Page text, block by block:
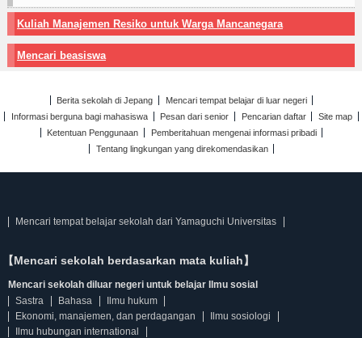
Kuliah Manajemen Resiko untuk Warga Mancanegara
Mencari beasiswa
Berita sekolah di Jepang
Mencari tempat belajar di luar negeri
Informasi berguna bagi mahasiswa
Pesan dari senior Pencarian daftar
Site map
Ketentuan Penggunaan
Pemberitahuan mengenai informasi pribadi
Tentang lingkungan yang direkomendasikan
Mencari tempat belajar sekolah dari Yamaguchi Universitas
【Mencari sekolah berdasarkan mata kuliah】
Mencari sekolah diluar negeri untuk belajar Ilmu sosial
Sastra
Bahasa
Ilmu hukum
Ekonomi, manajemen, dan perdagangan
Ilmu sosiologi
Ilmu hubungan international